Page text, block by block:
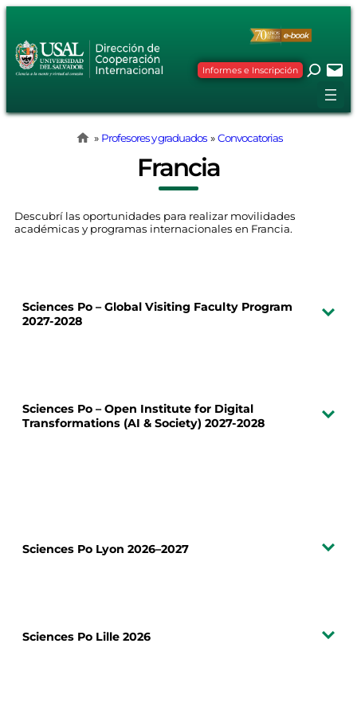
Informes e Inscripción
» Profesores y graduados»Convocatorias
Francia
Descubrí las oportunidades para realizar movilidades
académicas y programas internacionales en Francia.
Sciences Po – Global Visiting Faculty Program
2027-2028
Sciences Po – Open Institute for Digital
Transformations (AI & Society) 2027-2028
Sciences Po Lyon 2026–2027
Sciences Po Lille 2026